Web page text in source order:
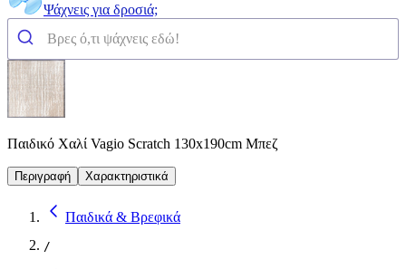
Ψάχνεις για δροσιά;
Παιδικό Χαλί Vagio Scratch 130x190cm Μπεζ
Περιγραφή Χαρακτηριστικά
Παιδικά & Βρεφικά
/